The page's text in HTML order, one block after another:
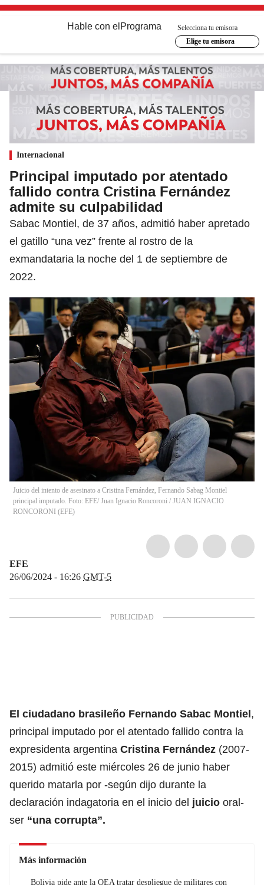
Hable con el Programa
Selecciona tu emisora
Elige tu emisora
Internacional
Principal imputado por atentado
fallido contra Cristina Fernández
admite su culpabilidad
Sabac Montiel, de 37 años, admitió haber apretado
el gatillo “una vez” frente al rostro de la
exmandataria la noche del 1 de septiembre de
2022.
Juicio del intento de asesinato a Cristina Fernández, Fernando Sabag Montiel
principal imputado. Foto: EFE/ Juan Ignacio Roncoroni / JUAN IGNACIO
RONCORONI (EFE)
EFE
26/06/2024 - 16:26 GMT-5
El ciudadano brasileño Fernando Sabac Montiel,
principal imputado por el atentado fallido contra la
expresidenta argentina Cristina Fernández (2007-
2015) admitió este miércoles 26 de junio haber
querido matarla por -según dijo durante la
declaración indagatoria en el inicio del juicio oral-
ser “una corrupta”.
Más información
Bolivia pide ante la OEA tratar despliegue de militares con